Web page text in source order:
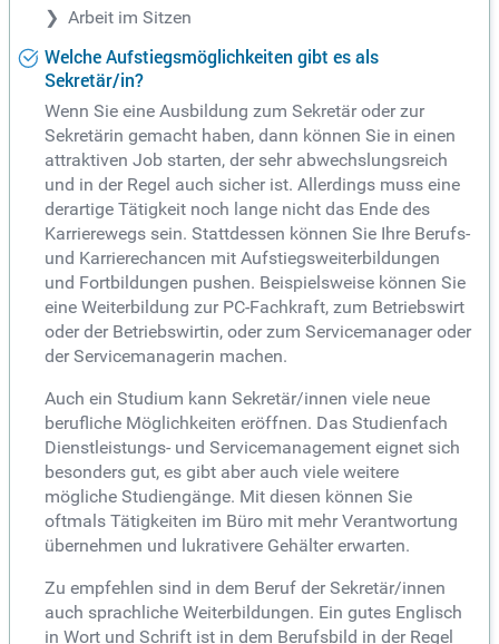
Arbeit im Sitzen
Welche Aufstiegsmöglichkeiten gibt es als
Sekretär/in?
Wenn Sie eine Ausbildung zum Sekretär oder zur
Sekretärin gemacht haben, dann können Sie in einen
attraktiven Job starten, der sehr abwechslungsreich
und in der Regel auch sicher ist. Allerdings muss eine
derartige Tätigkeit noch lange nicht das Ende des
Karrierewegs sein. Stattdessen können Sie Ihre Berufs-
und Karrierechancen mit Aufstiegsweiterbildungen
und Fortbildungen pushen. Beispielsweise können Sie
eine Weiterbildung zur PC-Fachkraft, zum Betriebswirt
oder der Betriebswirtin, oder zum Servicemanager oder
der Servicemanagerin machen.
Auch ein Studium kann Sekretär/innen viele neue
berufliche Möglichkeiten eröffnen. Das Studienfach
Dienstleistungs- und Servicemanagement eignet sich
besonders gut, es gibt aber auch viele weitere
mögliche Studiengänge. Mit diesen können Sie
oftmals Tätigkeiten im Büro mit mehr Verantwortung
übernehmen und lukrativere Gehälter erwarten.
Zu empfehlen sind in dem Beruf der Sekretär/innen
auch sprachliche Weiterbildungen. Ein gutes Englisch
in Wort und Schrift ist in dem Berufsbild in der Regel